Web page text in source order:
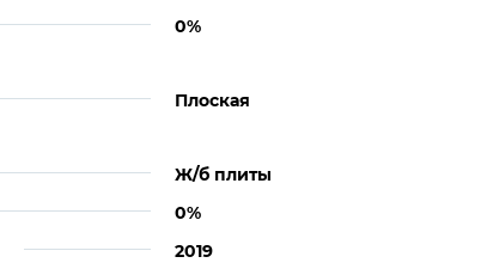
0%
Плоская
Ж/б плиты
0%
2019